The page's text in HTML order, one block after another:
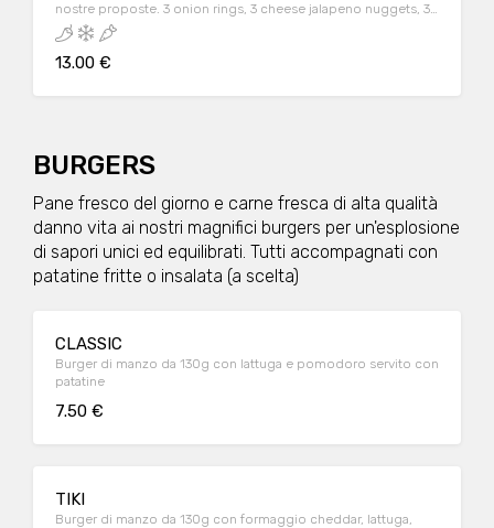
nostre proposte. 3 onion rings, 3 cheese jalapeno nuggets, 3
mozzarella sticks, pepper & onion, fried veggies.
13.00 €
BURGERS
Pane fresco del giorno e carne fresca di alta qualità
danno vita ai nostri magnifici burgers per un'esplosione
di sapori unici ed equilibrati. Tutti accompagnati con
patatine fritte o insalata (a scelta)
CLASSIC
Burger di manzo da 130g con lattuga e pomodoro servito con
patatine
7.50 €
TIKI
Burger di manzo da 130g con formaggio cheddar, lattuga,